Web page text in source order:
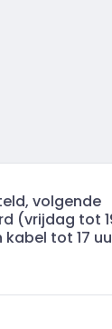
volgende
(vrijdag tot
tot 17